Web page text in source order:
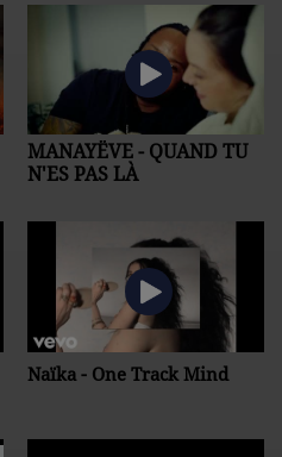
MANAYËVE - QUAND TU
N'ES PAS LÀ
Naïka - One Track Mind